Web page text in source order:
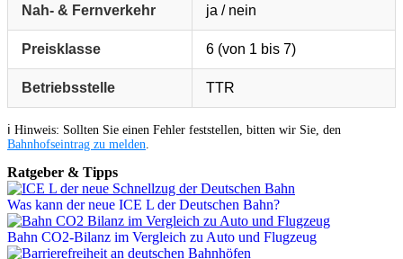
Nah- & Fernverkehr ja / nein
Preisklasse 6 (von 1 bis 7)
Betriebsstelle TTR
ℹ️ Hinweis: Sollten Sie einen Fehler feststellen, bitten wir Sie, den
Bahnhofseintrag zu melden
Ratgeber & Tipps
Was kann der neue ICE L der Deutschen Bahn?
Bahn CO2-Bilanz im Vergleich zu Auto und Flugzeug